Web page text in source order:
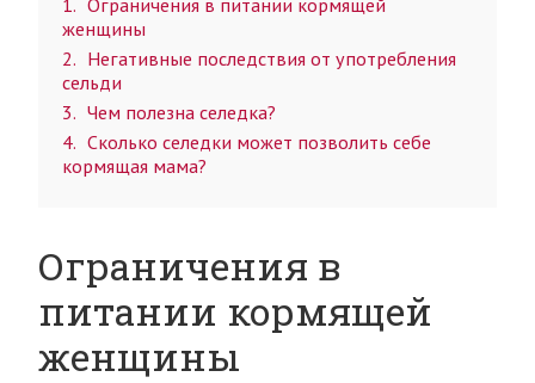
1
Ограничения в питании кормящей
женщины
2
Негативные последствия от употребления
сельди
3
Чем полезна селедка?
4 Сколько селедки может позволить себе
кормящая мама?
Ограничения в
питании кормящей
женщины